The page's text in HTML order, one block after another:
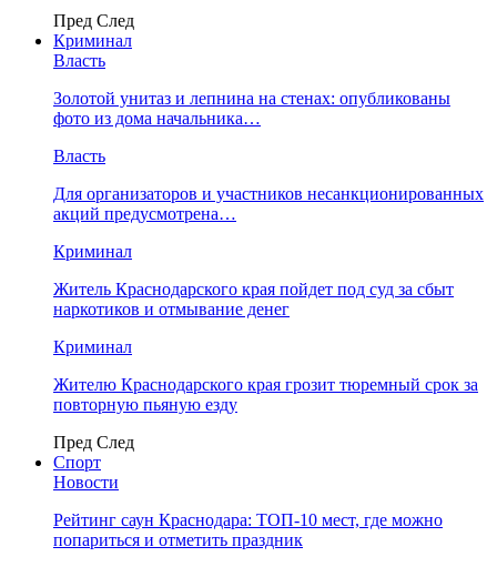
Пред След
Криминал
Власть
​Золотой унитаз и лепнина на стенах: опубликованы
фото из дома начальника…
Власть
Для организаторов и участников несанкционированных
акций предусмотрена…
Криминал
Житель Краснодарского края пойдет под суд за сбыт
наркотиков и отмывание денег
Криминал
Жителю Краснодарского края грозит тюремный срок за
повторную пьяную езду
Пред След
Спорт
Новости
Рейтинг саун Краснодара: ТОП-10 мест, где можно
попариться и отметить праздник